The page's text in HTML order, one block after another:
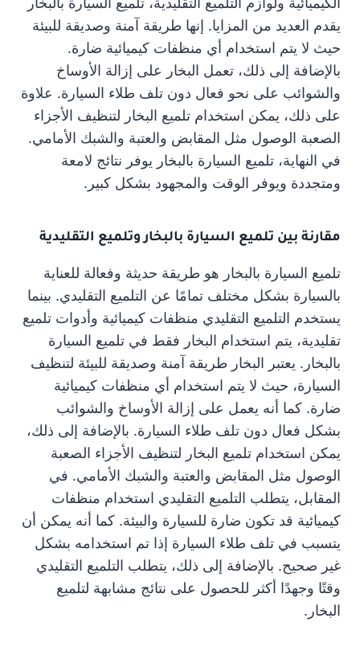
يقدم العديد من المزايا. إنها طريقة آمنة وصديقة للبيئة
حيث لا يتم استخدام أي منظفات كيميائية ضارة.
بالإضافة إلى ذلك، تعمل البخار على إزالة الأوساخ
والشوائب على نحو فعال دون تلف طلاء السيارة. علاوة
على ذلك، يمكن استخدام تلميع البخار لتنظيف الأجزاء
الصعبة الوصول مثل المقابض والعتبة والشبك الأمامي.
في النهاية، تلميع السيارة بالبخار يوفر نتائج لامعة
ومتجددة ويوفر الوقت والمجهود بشكل كبير.
مقارنة بين تلميع السيارة بالبخار وتلميع التقليدية
تلميع السيارة بالبخار هو طريقة حديثة وفعالة للعناية
بالسيارة بشكل مختلف تمامًا عن التلميع التقليدي. بينما
يستخدم التلميع التقليدي منظفات كيميائية وأدوات تلميع
تقليدية، يتم استخدام البخار فقط في تلميع السيارة
بالبخار. يعتبر البخار طريقة آمنة وصديقة للبيئة لتنظيف
السيارة، حيث لا يتم استخدام أي منظفات كيميائية
ضارة. كما أنه يعمل على إزالة الأوساخ والشوائب
بشكل فعال دون تلف طلاء السيارة. بالإضافة إلى ذلك،
يمكن استخدام تلميع البخار لتنظيف الأجزاء الصعبة
الوصول مثل المقابض والعتبة والشبك الأمامي. في
المقابل، يتطلب التلميع التقليدي استخدام منظفات
كيميائية قد تكون ضارة للسيارة والبيئة. كما أنه يمكن أن
يتسبب في تلف طلاء السيارة إذا تم استخدامه بشكل
غير صحيح. بالإضافة إلى ذلك، يتطلب التلميع التقليدي
وقتًا وجهدًا أكثر للحصول على نتائج مشابهة لتلميع
البخار.